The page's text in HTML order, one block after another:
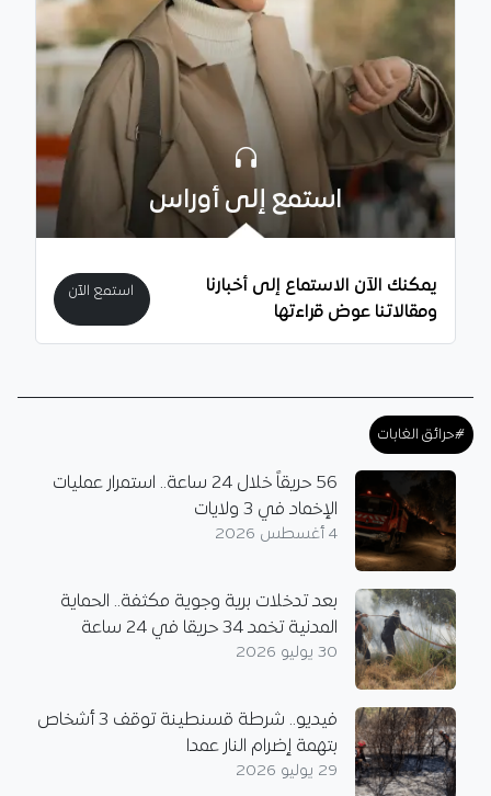
استمع إلى أوراس
يمكنك الآن الاستماع إلى أخبارنا
ومقالاتنا عوض قراءتها
استمع الآن
#حرائق الغابات
56 حريقاً خلال 24 ساعة.. استمرار عمليات
الإخماد في 3 ولايات
4 أغسطس 2026
بعد تدخلات برية وجوية مكثفة.. الحماية
المدنية تخمد 34 حريقا في 24 ساعة
30 يوليو 2026
فيديو.. شرطة قسنطينة توقف 3 أشخاص
بتهمة إضرام النار عمدا
29 يوليو 2026